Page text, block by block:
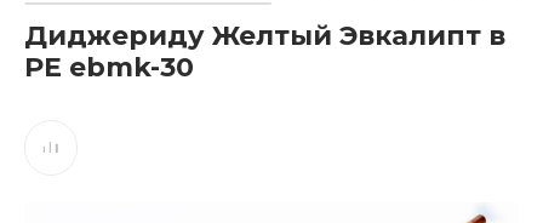
Диджериду Желтый Эвкалипт в
РЕ ebmk-30